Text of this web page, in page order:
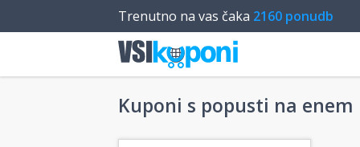
Trenutno na vas čaka 2160 ponudb
Kuponi s popusti na